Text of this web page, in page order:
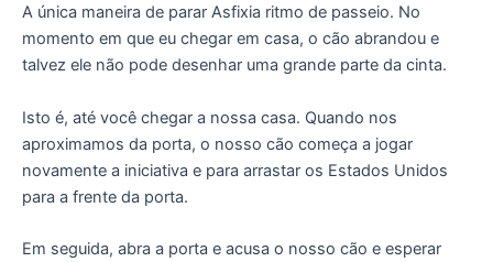
A única maneira de parar Asfixia ritmo de passeio. No
momento em que eu chegar em casa, o cão abrandou e
talvez ele não pode desenhar uma grande parte da cinta.
Isto é, até você chegar a nossa casa. Quando nos
aproximamos da porta, o nosso cão começa a jogar
novamente a iniciativa e para arrastar os Estados Unidos
para a frente da porta.
Em seguida, abra a porta e acusa o nosso cão e esperar